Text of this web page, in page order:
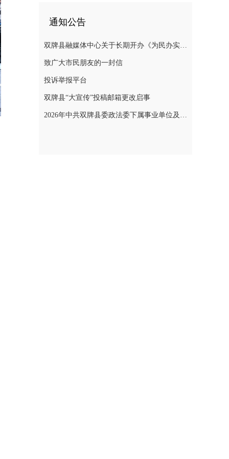
通知公告
双牌县融媒体中心关于长期开办《为民办实事》专栏的公告
致广大市民朋友的一封信
投诉举报平台
双牌县“大宣传”投稿邮箱更改启事
2026年中共双牌县委政法委下属事业单位及双牌县司法局下属事业单位公开选调工作人员公告